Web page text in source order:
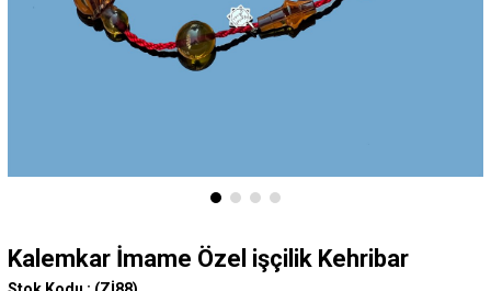
Kalemkar İmame Özel işçilik Kehribar